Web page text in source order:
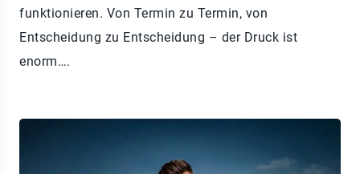
funktionieren. Von Termin zu Termin, von
Entscheidung zu Entscheidung – der Druck ist
enorm….